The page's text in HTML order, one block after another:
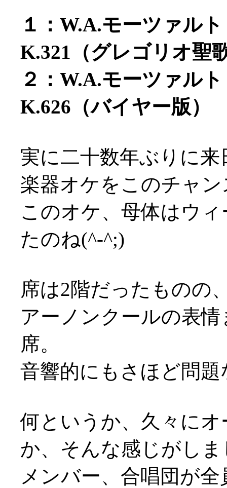
１：W.A.モーツァル
K.321（グレゴリオ聖
２：W.A.モーツァル
K.626（バイヤー版）
実に二十数年ぶりに
楽器オケをこのチャ
このオケ、母体はウ
たのね(^-^;)
席は2階だったものの
アーノンクールの表
席。
音響的にもさほど問
何というか、久々に
か、そんな感じがし
メンバー、合唱団が